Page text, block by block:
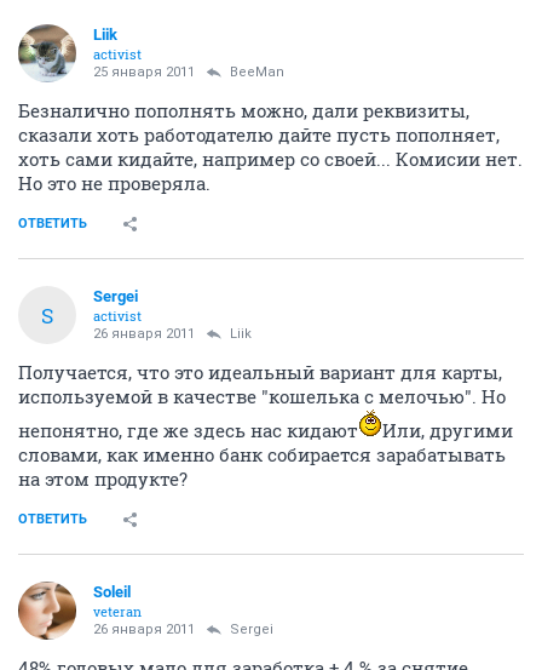
Дебетово-кредитная карта с начислением процентов на остаток на
счете и кредитной линией.
Вы можете воспользоваться кредитной линией, если это необходимо.
Соответственно, при нулевом кредитном лимите -
будет чисто дебетовая карта.
activist
25 января 2011
сказали хоть работодателю дайте пусть пополняет,
хоть сами кидайте, например со своей... Комисии нет.
Но это не проверяла.
ОТВЕТИТЬ
S
26 января 2011
Получается, что это идеальный вариант для карты,
используемой в качестве "кошелька с мелочью". Но